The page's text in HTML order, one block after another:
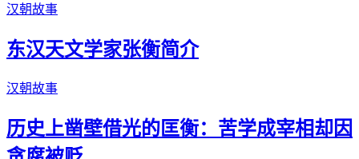
汉朝故事
东汉天文学家张衡简介
汉朝故事
历史上凿壁借光的匡衡：苦学成宰相却因